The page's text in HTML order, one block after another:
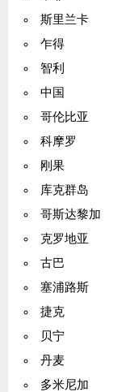
斯里兰卡
乍得
智利
中国
哥伦比亚
科摩罗
刚果
库克群岛
哥斯达黎加
克罗地亚
古巴
塞浦路斯
捷克
贝宁
丹麦
多米尼加